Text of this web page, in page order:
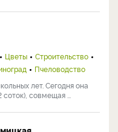
Цветы
Строительство
Пчеловодство
лет. Сегодня она
совмещая ...